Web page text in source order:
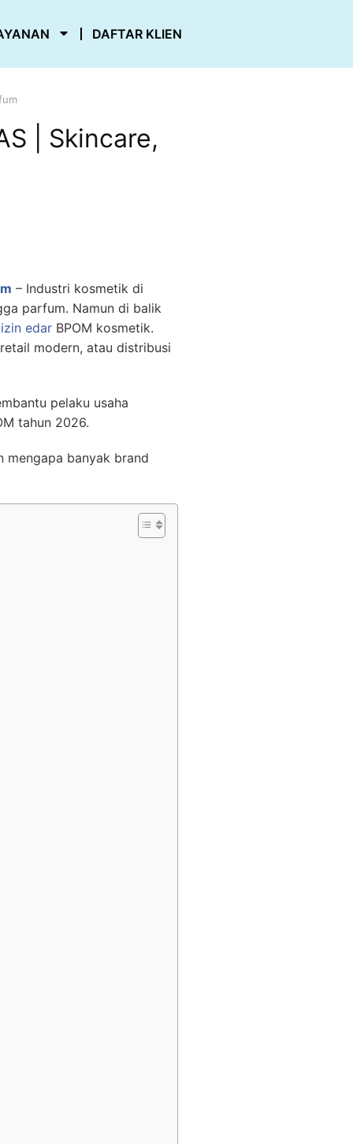
DAFTAR KLIEN
| Skincare,
– Industri kosmetik di
parfum. Namun di balik
izin edar BPOM kosmetik.
modern, atau distribusi
pelaku usaha
tahun 2026.
mengapa banyak brand